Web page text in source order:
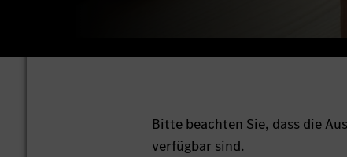
Bitte beachten Sie, dass die
verfügbar sind.